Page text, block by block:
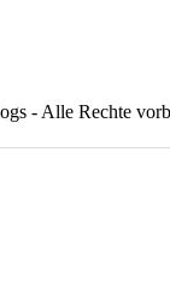
- Alle Rechte